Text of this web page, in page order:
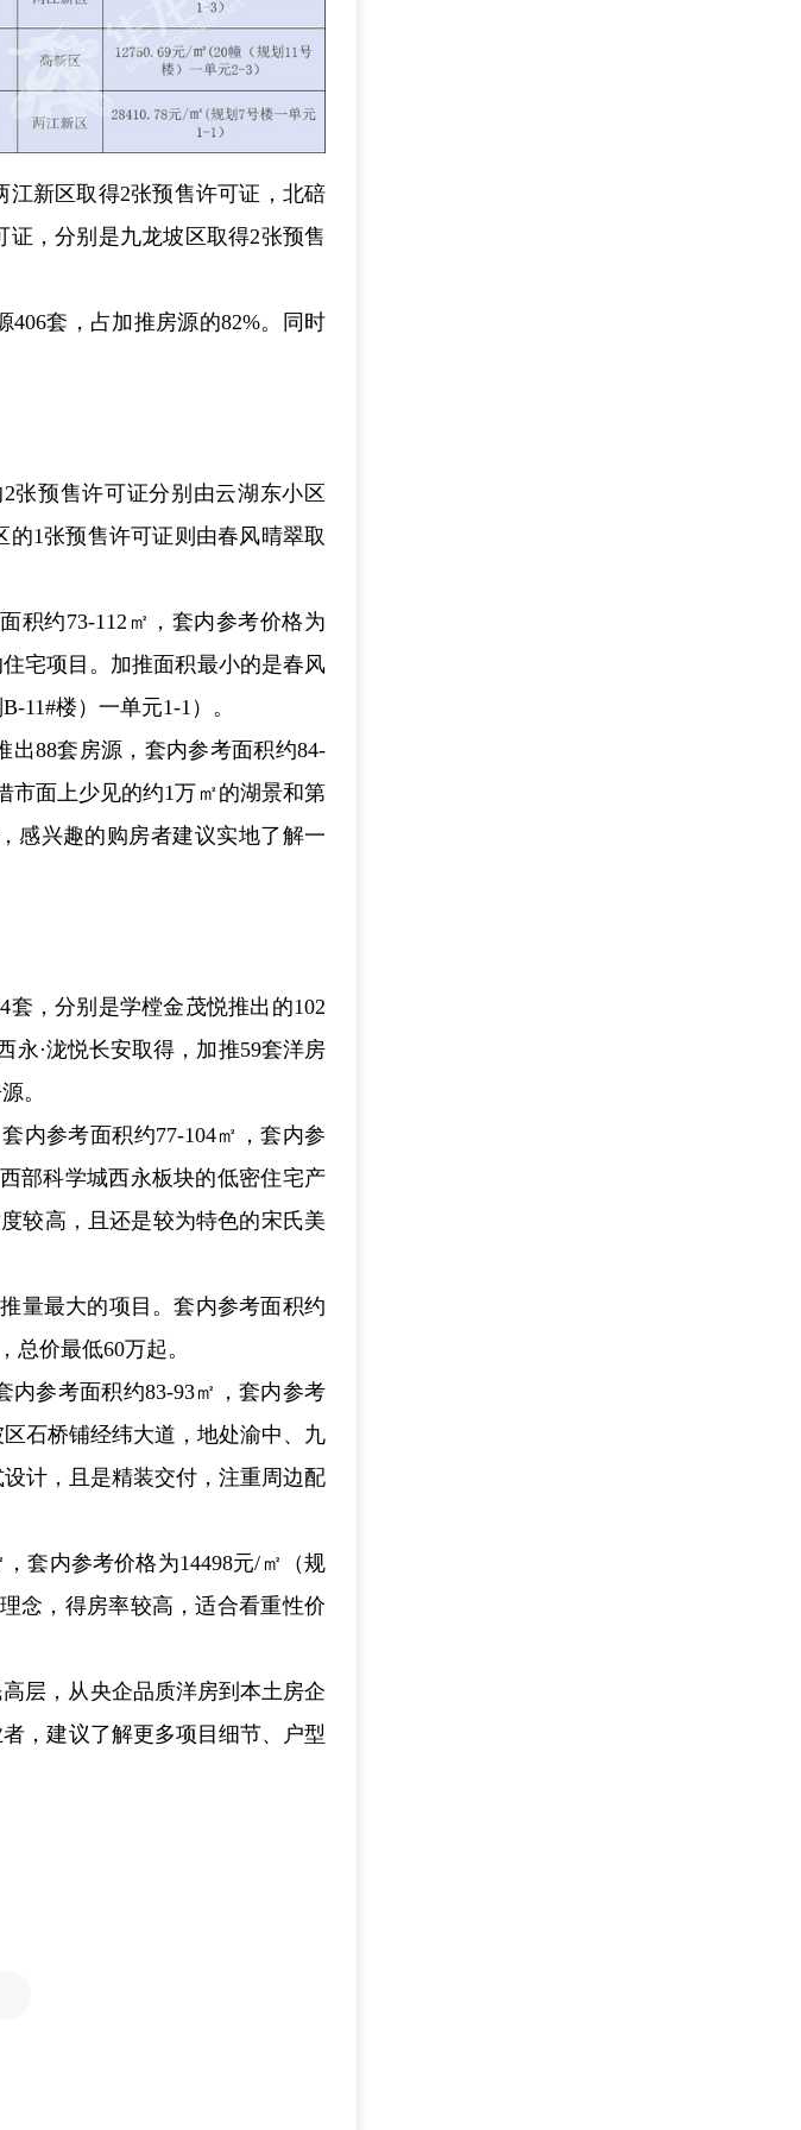
江新区取得2张预售许可证，北碚
证，分别是九龙坡区取得2张预售
套，占加推房源的82%。同时
张预售许可证分别由云湖东小区
的1张预售许可证则由春风晴翠取
积约73-112㎡，套内参考价格为
宅项目。加推面积最小的是春风
11#楼）一单元1-1）。
88套房源，套内参考面积约84-
市面上少见的约1万㎡的湖景和第
感兴趣的购房者建议实地了解一
，分别是学樘金茂悦推出的102
永·泷悦长安取得，加推59套洋房
。
内参考面积约77-104㎡，套内参
部科学城西永板块的低密住宅产
较高，且还是较为特色的宋氏美
量最大的项目。套内参考面积约
总价最低60万起。
内参考面积约83-93㎡，套内参考
石桥铺经纬大道，地处渝中、九
计，且是精装交付，注重周边配
套内参考价格为14498元/㎡（规
念，得房率较高，适合看重性价
层，从央企品质洋房到本土房企
，建议了解更多项目细节、户型